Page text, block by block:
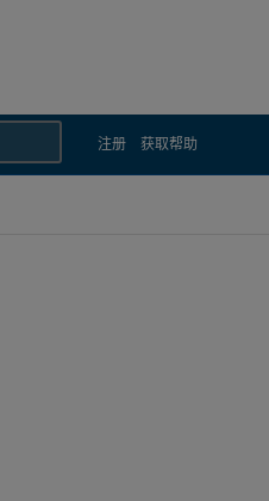
注册 获取帮助